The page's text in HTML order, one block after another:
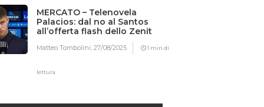
MERCATO – Telenovela
Palacios: dal no al Santos
all’offerta flash dello Zenit
Matteo Tombolini,27/08/2025 1 min di
lettura